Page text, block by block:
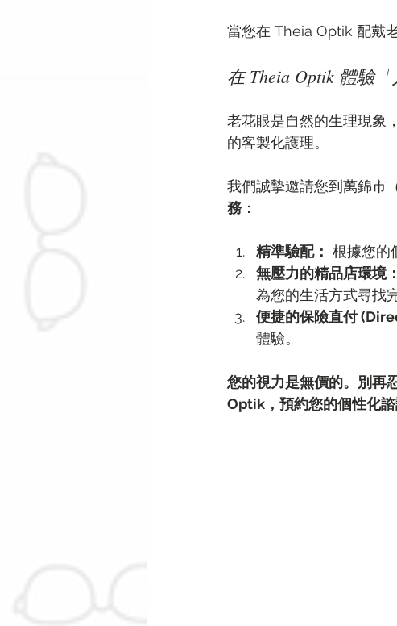
當您在 Theia Optik 配戴
在 Theia Optik 體驗
老花眼是自然的生理現象
的客製化護理。
我們誠摯邀請您到萬錦市
務 ：
精準驗配： 根據您的
無壓力的精品店環境：
為您的生活方式尋找
便捷的保險直付
體驗。
您的視力是無價的。別再
Optik，預約您的個性化諮